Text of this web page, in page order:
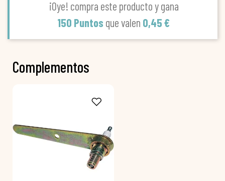
¡Oye! compra este producto y gana
150 Puntos que valen 0,45 €
Complementos